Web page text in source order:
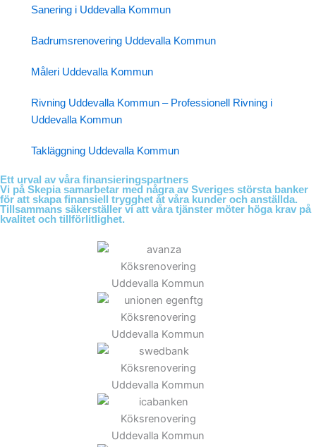
Sanering i Uddevalla Kommun
Badrumsrenovering Uddevalla Kommun
Måleri Uddevalla Kommun
Rivning Uddevalla Kommun – Professionell Rivning i
Uddevalla Kommun
Takläggning Uddevalla Kommun
Ett urval av våra finansieringspartners
Vi på Skepia samarbetar med några av Sveriges största banker
för att skapa finansiell trygghet åt våra kunder och anställda.
Tillsammans säkerställer vi att våra tjänster möter höga krav på
kvalitet och tillförlitlighet.